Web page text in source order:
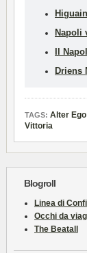
Napoli
Il
Driens
TAGS: Alter
Vittoria
Blogroll
Linea di
Occhi da
The Beatall